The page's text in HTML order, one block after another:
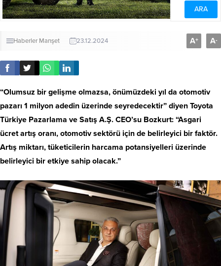
Haberler Manşet 23.12.2024 A+ A-
“Olumsuz bir gelişme olmazsa, önümüzdeki yıl da otomotiv
pazarı 1 milyon adedin üzerinde seyredecektir” diyen Toyota
Türkiye Pazarlama ve Satış A.Ş. CEO’su Bozkurt: “Asgari
ücret artış oranı, otomotiv sektörü için de belirleyici bir faktör.
Artış miktarı, tüketicilerin harcama potansiyelleri üzerinde
belirleyici bir etkiye sahip olacak.”